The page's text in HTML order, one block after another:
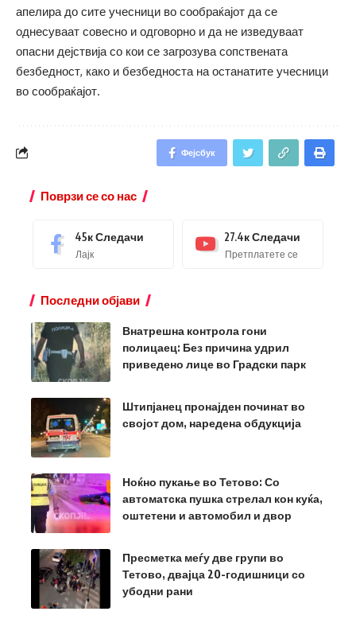
апелира до сите учесници во сообраќајот да се
однесуваат совесно и одговорно и да не изведуваат
опасни дејствија со кои се загрозува сопствената
безбедност, како и безбедноста на останатите учесници
во сообраќајот.
Фејсбук
Поврзи се со нас
45кСледачи
Лајк
27.4кСледачи
Претплатете се
Последни објави
Внатрешна контрола гони
полицаец: Без причина удрил
приведено лице во Градски парк
Штипјанец пронајден починат во
својот дом, наредена обдукција
Ноќно пукање во Тетово: Со
автоматска пушка стрелал кон куќа,
оштетени и автомобил и двор
Пресметка меѓу две групи во
Тетово, двајца 20-годишници со
убодни рани